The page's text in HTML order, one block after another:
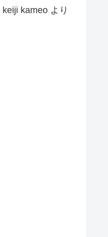
keiji kameo より